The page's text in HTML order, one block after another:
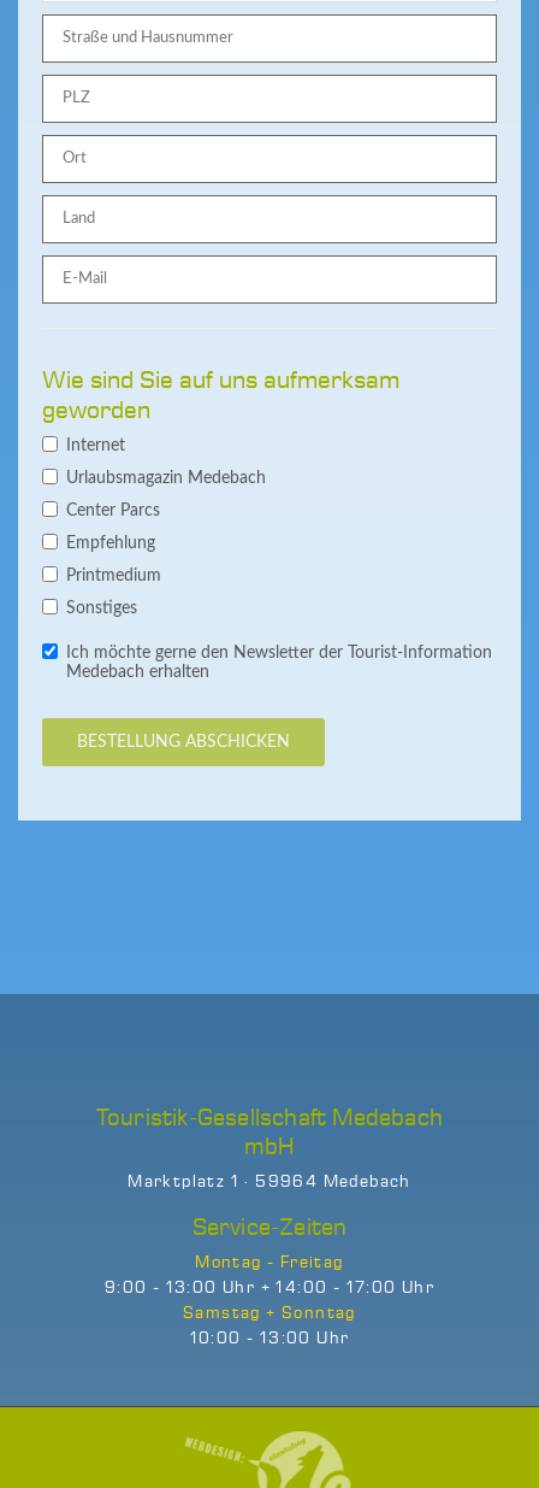
Wie sind Sie auf uns aufmerksam
geworden
Internet
Urlaubsmagazin Medebach
Center Parcs
Empfehlung
Printmedium
Sonstiges
Ich möchte gerne den Newsletter der Tourist-Information
Medebach erhalten
Touristik-Gesellschaft Medebach
mbH
Marktplatz 1 · 59964 Medebach
Service-Zeiten
Montag - Freitag
9:00 - 13:00 Uhr + 14:00 - 17:00 Uhr
Samstag + Sonntag
10:00 - 13:00 Uhr